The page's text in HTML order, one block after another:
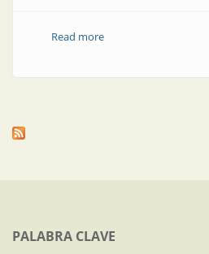
Read moreabout ¿No a la
PALABRA CLAVE